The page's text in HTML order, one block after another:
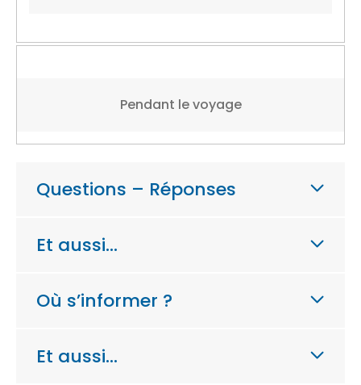
Pendant le voyage
Questions – Réponses
Et aussi…
Où s’informer ?
Et aussi…